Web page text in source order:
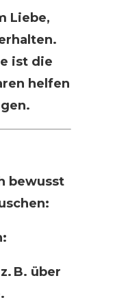
Liebe,
ist die
helfen
bewusst
B. über